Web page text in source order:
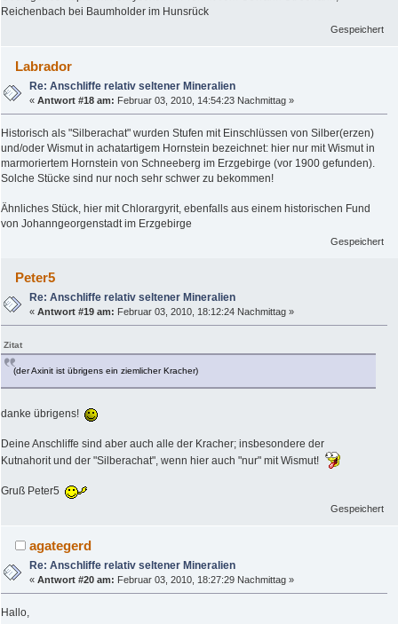
Reichenbach bei Baumholder im Hunsrück
Gespeichert
Labrador
Re: Anschliffe relativ seltener Mineralien
«Antwort #18 am: Februar 03, 2010, 14:54:23 Nachmittag »
Historisch als "Silberachat" wurden Stufen mit Einschlüssen von Silber(erzen)
und/oder Wismut in achatartigem Hornstein bezeichnet: hier nur mit Wismut in
marmoriertem Hornstein von Schneeberg im Erzgebirge (vor 1900 gefunden).
Solche Stücke sind nur noch sehr schwer zu bekommen!
Ähnliches Stück, hier mit Chlorargyrit, ebenfalls aus einem historischen Fund
von Johanngeorgenstadt im Erzgebirge
Gespeichert
Peter5
Re: Anschliffe relativ seltener Mineralien
«Antwort #19 am: Februar 03, 2010, 18:12:24 Nachmittag »
Zitat
(der Axinit ist übrigens ein ziemlicher Kracher)
danke übrigens!
Deine Anschliffe sind aber auch alle der Kracher; insbesondere der
Kutnahorit und der "Silberachat", wenn hier auch "nur" mit Wismut!
Gruß Peter5
Gespeichert
agategerd
Re: Anschliffe relativ seltener Mineralien
«Antwort #20 am: Februar 03, 2010, 18:27:29 Nachmittag »
Hallo,